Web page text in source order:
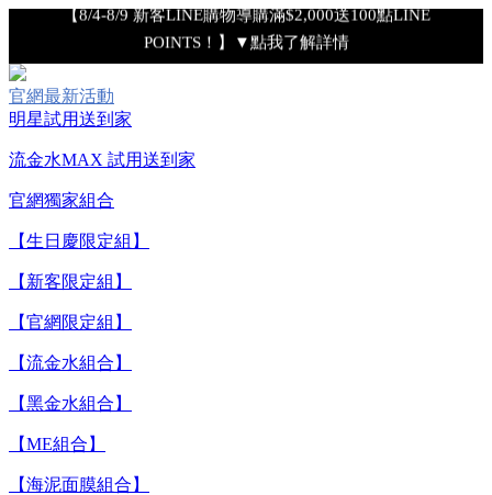
POINTS！】▼點我了解詳情
【綁定中信LINE Pay卡享最高6%回饋▼點我了解詳情
【重要公告】IPSA 無法驗證非官方通路銷售之品牌商品的真實
【8/7-8/9 下單加碼送全效輕透UV防曬乳9ml+明星體驗4件組】
【全新流金水MAX 百元試用送到家！再享回購金】▼點我立
【8/4-8/9 單筆消費滿$3,000現折$300】
官網最新活動
明星試用送到家
流金水MAX 試用送到家
官網獨家組合
【生日慶限定組】
【新客限定組】
【官網限定組】
【流金水組合】
【黑金水組合】
【ME組合】
【海泥面膜組合】